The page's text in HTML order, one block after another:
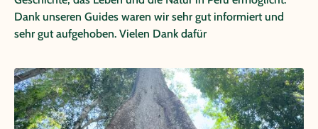
Dank unseren Guides waren wir sehr gut informiert und
sehr gut aufgehoben. Vielen Dank dafür